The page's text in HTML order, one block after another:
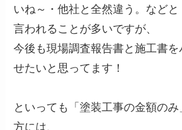
いね～・他社と全然違う。などと
言われることが多いですが、
今後も現場調査報告書と施工書を
せたいと思ってます！
といっても「塗装工事の金額の
方には、